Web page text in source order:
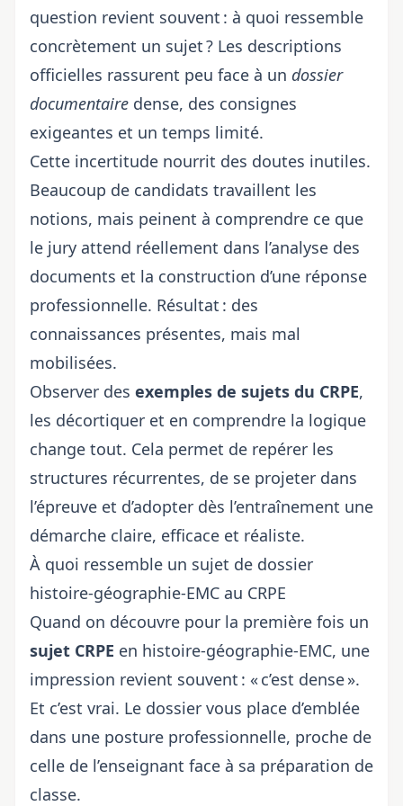
question revient souvent : à quoi ressemble
concrètement un sujet ? Les descriptions
officielles rassurent peu face à un dossier
documentaire dense, des consignes
exigeantes et un temps limité.
Cette incertitude nourrit des doutes inutiles.
Beaucoup de candidats travaillent les
notions, mais peinent à comprendre ce que
le jury attend réellement dans l’analyse des
documents et la construction d’une réponse
professionnelle. Résultat : des
connaissances présentes, mais mal
mobilisées.
Observer des exemples de sujets du CRPE,
les décortiquer et en comprendre la logique
change tout. Cela permet de repérer les
structures récurrentes, de se projeter dans
l’épreuve et d’adopter dès l’entraînement une
démarche claire, efficace et réaliste.
À quoi ressemble un sujet de dossier
histoire-géographie-EMC au CRPE
Quand on découvre pour la première fois un
sujet CRPE en histoire-géographie-EMC, une
impression revient souvent : « c’est dense ».
Et c’est vrai. Le dossier vous place d’emblée
dans une posture professionnelle, proche de
celle de l’enseignant face à sa préparation de
classe.